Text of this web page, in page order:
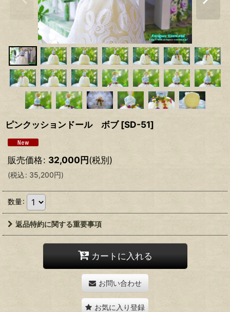
ピンクッションドール ボブ [SD-51]
販売価格: 32,000円(税別)
(税込: 35,200円)
数量:
返品特約に関する重要事項
カートに入れる
お問い合わせ
お気に入り登録